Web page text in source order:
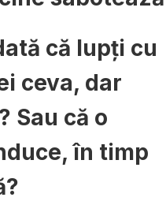
că lupți cu
ceva, dar
Sau că o
în timp